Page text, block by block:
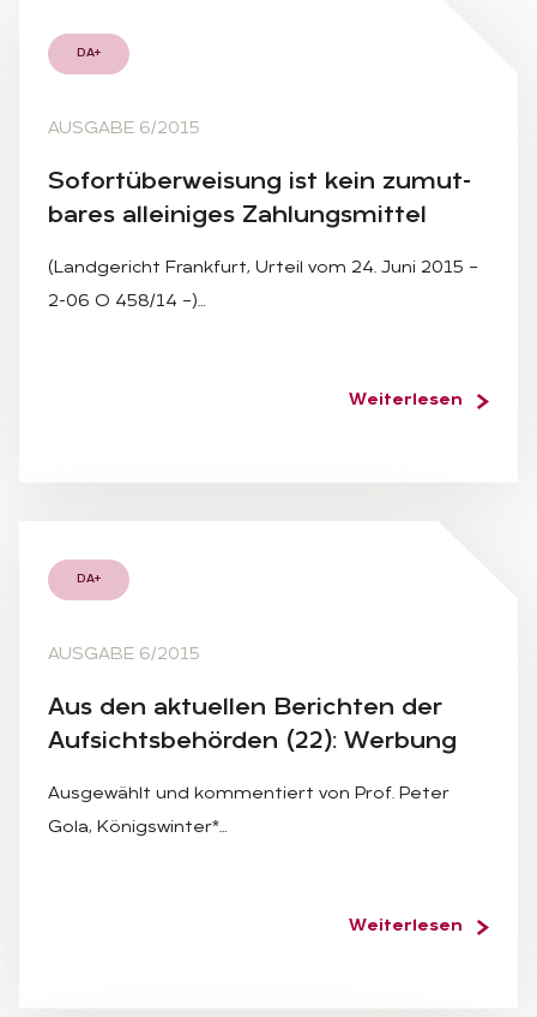
DA+
AUSGABE 6/2015
So­fort­über­wei­sung ist kein zu­mut­
ba­res al­lei­ni­ges Zah­lungs­mit­tel
(Landgericht Frankfurt, Urteil vom 24. Juni 2015 –
2-06 O 458/14 –)…
Weiterlesen
DA+
AUSGABE 6/2015
Aus den ak­tu­el­len Be­rich­ten der
Auf­sichts­be­hör­den (22): Wer­bung
Ausgewählt und kommentiert von Prof. Peter
Gola, Königswinter*…
Weiterlesen